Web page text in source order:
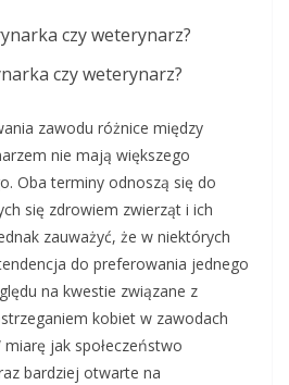
czy weterynarz?
zawodu różnice między
nie mają większego
Oba terminy odnoszą się do
się zdrowiem zwierząt i ich
zauważyć, że w niektórych
do preferowania jednego
na kwestie związane z
kobiet w zawodach
jak społeczeństwo
bardziej otwarte na